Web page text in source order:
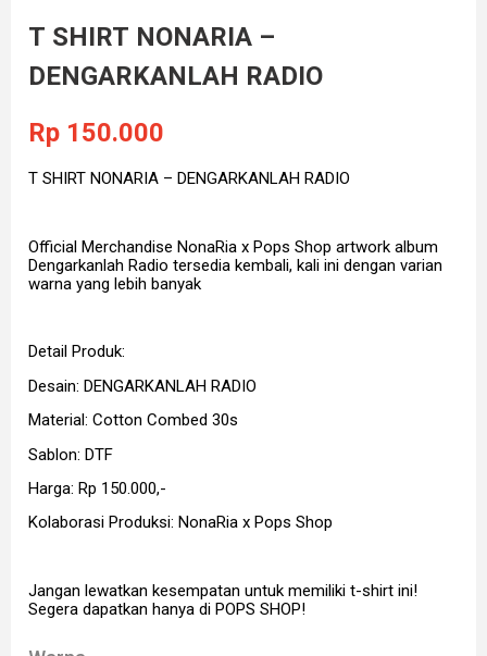
T SHIRT NONARIA –
DENGARKANLAH RADIO
Rp 150.000
T SHIRT NONARIA – DENGARKANLAH RADIO
Official Merchandise NonaRia x Pops Shop artwork album
Dengarkanlah Radio tersedia kembali, kali ini dengan varian
warna yang lebih banyak
Detail Produk:
Desain: DENGARKANLAH RADIO
Material: Cotton Combed 30s
Sablon: DTF
Harga: Rp 150.000,-
Kolaborasi Produksi: NonaRia x Pops Shop
Jangan lewatkan kesempatan untuk memiliki t-shirt ini!
Segera dapatkan hanya di POPS SHOP!